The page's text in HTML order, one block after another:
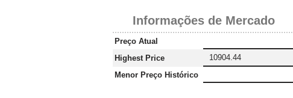
Informações de Mercado
Preço Atual
Highest Price
10904.44
Menor Preço Histórico